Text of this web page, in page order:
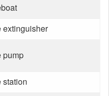
extinguisher
pump
station